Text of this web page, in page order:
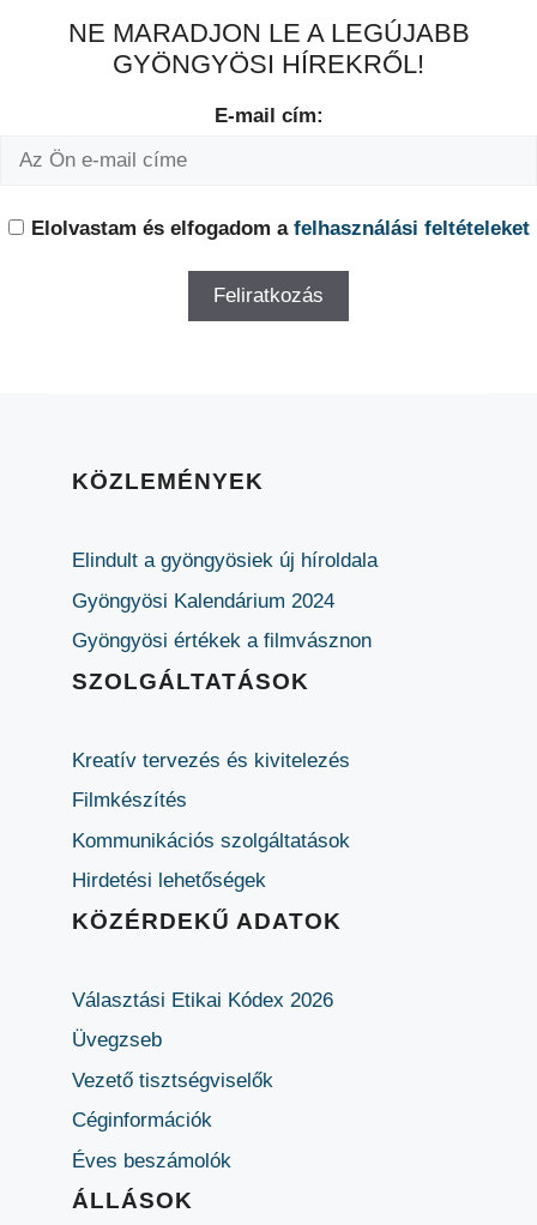
NE MARADJON LE A LEGÚJABB
GYÖNGYÖSI HÍREKRŐL!
E-mail cím:
Elolvastam és elfogadom a felhasználási feltételeket
KÖZLEMÉNYEK
Elindult a gyöngyösiek új híroldala
Gyöngyösi Kalendárium 2024
Gyöngyösi értékek a filmvásznon
SZOLGÁLTATÁSOK
Kreatív tervezés és kivitelezés
Filmkészítés
Kommunikációs szolgáltatások
Hirdetési lehetőségek
KÖZÉRDEKŰ ADATOK
Választási Etikai Kódex 2026
Üvegzseb
Vezető tisztségviselők
Céginformációk
Éves beszámolók
ÁLLÁSOK